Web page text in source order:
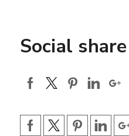
Social share